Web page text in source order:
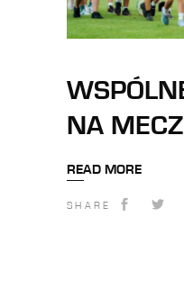
NA
READ MORE
SHARE